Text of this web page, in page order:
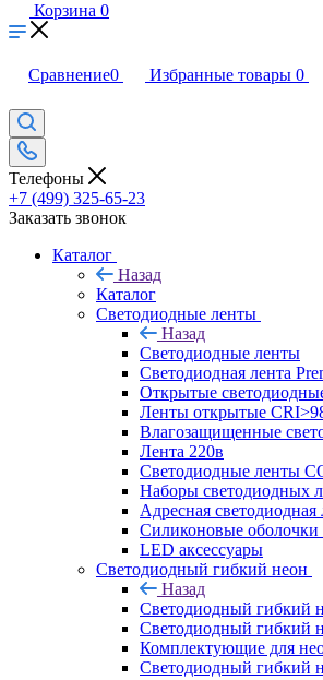
Корзина 0
Сравнение0 Избранные товары 0
Телефоны
+7 (499) 325-65-23
Заказать звонок
Каталог
Назад
Каталог
Светодиодные ленты
Назад
Светодиодные ленты
Светодиодная лента
Открытые
Ленты открытые
Влагозащищенные
Лента 220в
Светодиодные ленты
Наборы светодиодных
Адресная светодиодная
Силиконовые
LED аксессуары
Светодиодный гибкий неон
Назад
Светодиодный гибкий
Светодиодный гибкий
Комплектующие для
Светодиодный гибкий